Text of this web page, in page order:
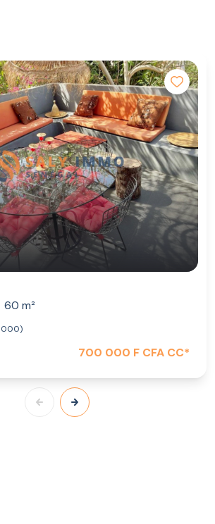
60 m²
700 000 F CFA CC*